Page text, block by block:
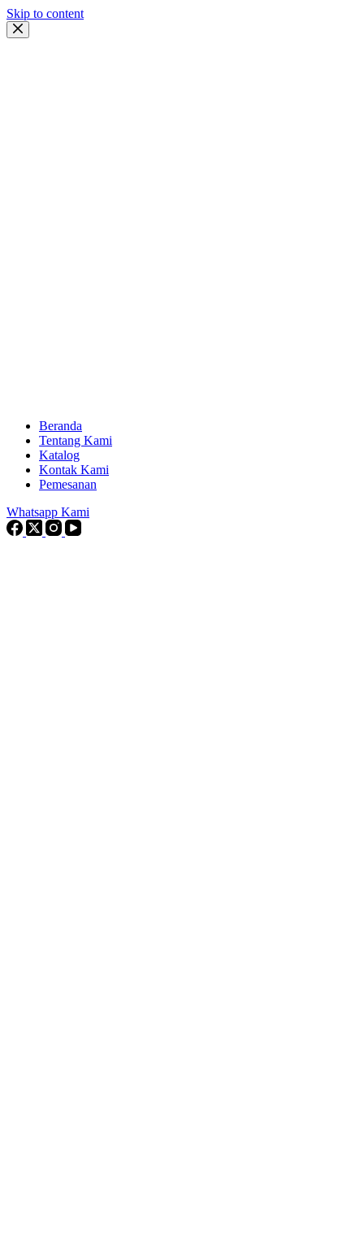
Skip to content
Beranda
Tentang Kami
Katalog
Kontak Kami
Pemesanan
Whatsapp Kami